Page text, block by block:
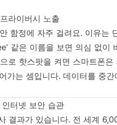
라이버시 노출
함정에 자주 걸려요. 이유는
같은 이름을 보면 의심 없이
로 핫스팟을 켜면 스마트폰은
가는 셈입니다. 데이터를 중
터넷 보안 습관
결과가 있습니다. 전 세계